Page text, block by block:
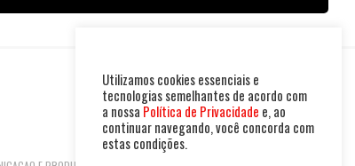
Utilizamos cookies essenciais e
tecnologias semelhantes de acordo com
a nossa Política de Privacidade e, ao
continuar navegando, você concorda com
estas condições.